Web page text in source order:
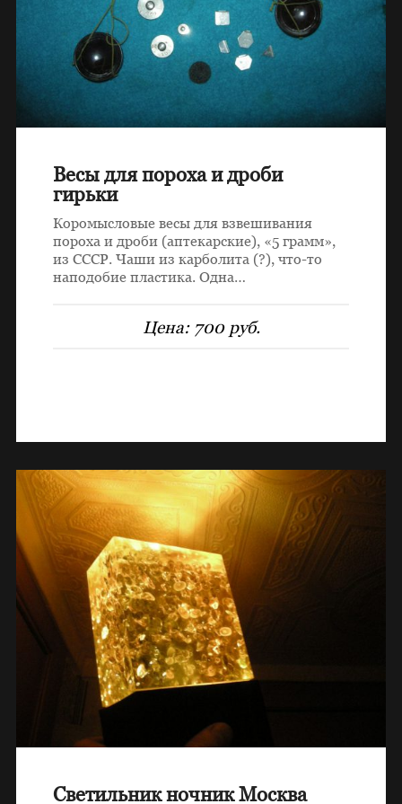
Весы для пороха и дроби
гирьки
Коромысловые весы для взвешивания
пороха и дроби (аптекарские), «5 грамм»,
из СССР. Чаши из карболита (?), что-то
наподобие пластика. Одна…
Цена: 700 руб.
Светильник ночник Москва